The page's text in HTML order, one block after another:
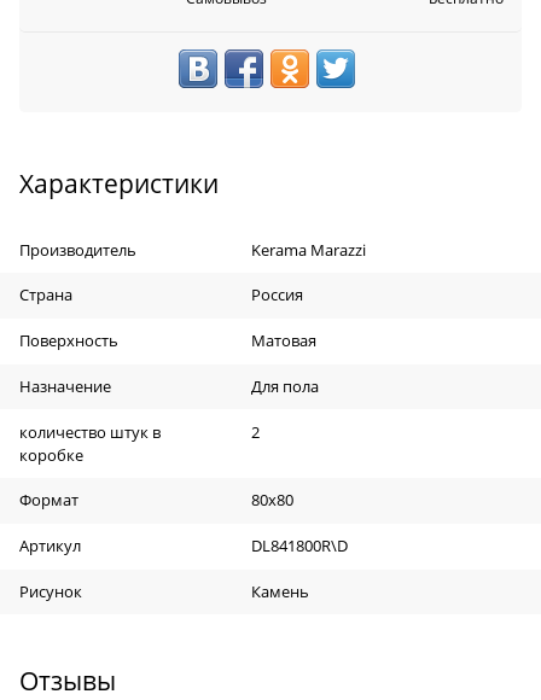
Характеристики
Производитель Kerama Marazzi
Страна Россия
Поверхность Матовая
Назначение Для пола
количество штук в
коробке
2
Формат 80х80
Артикул DL841800R\D
Рисунок Камень
Отзывы